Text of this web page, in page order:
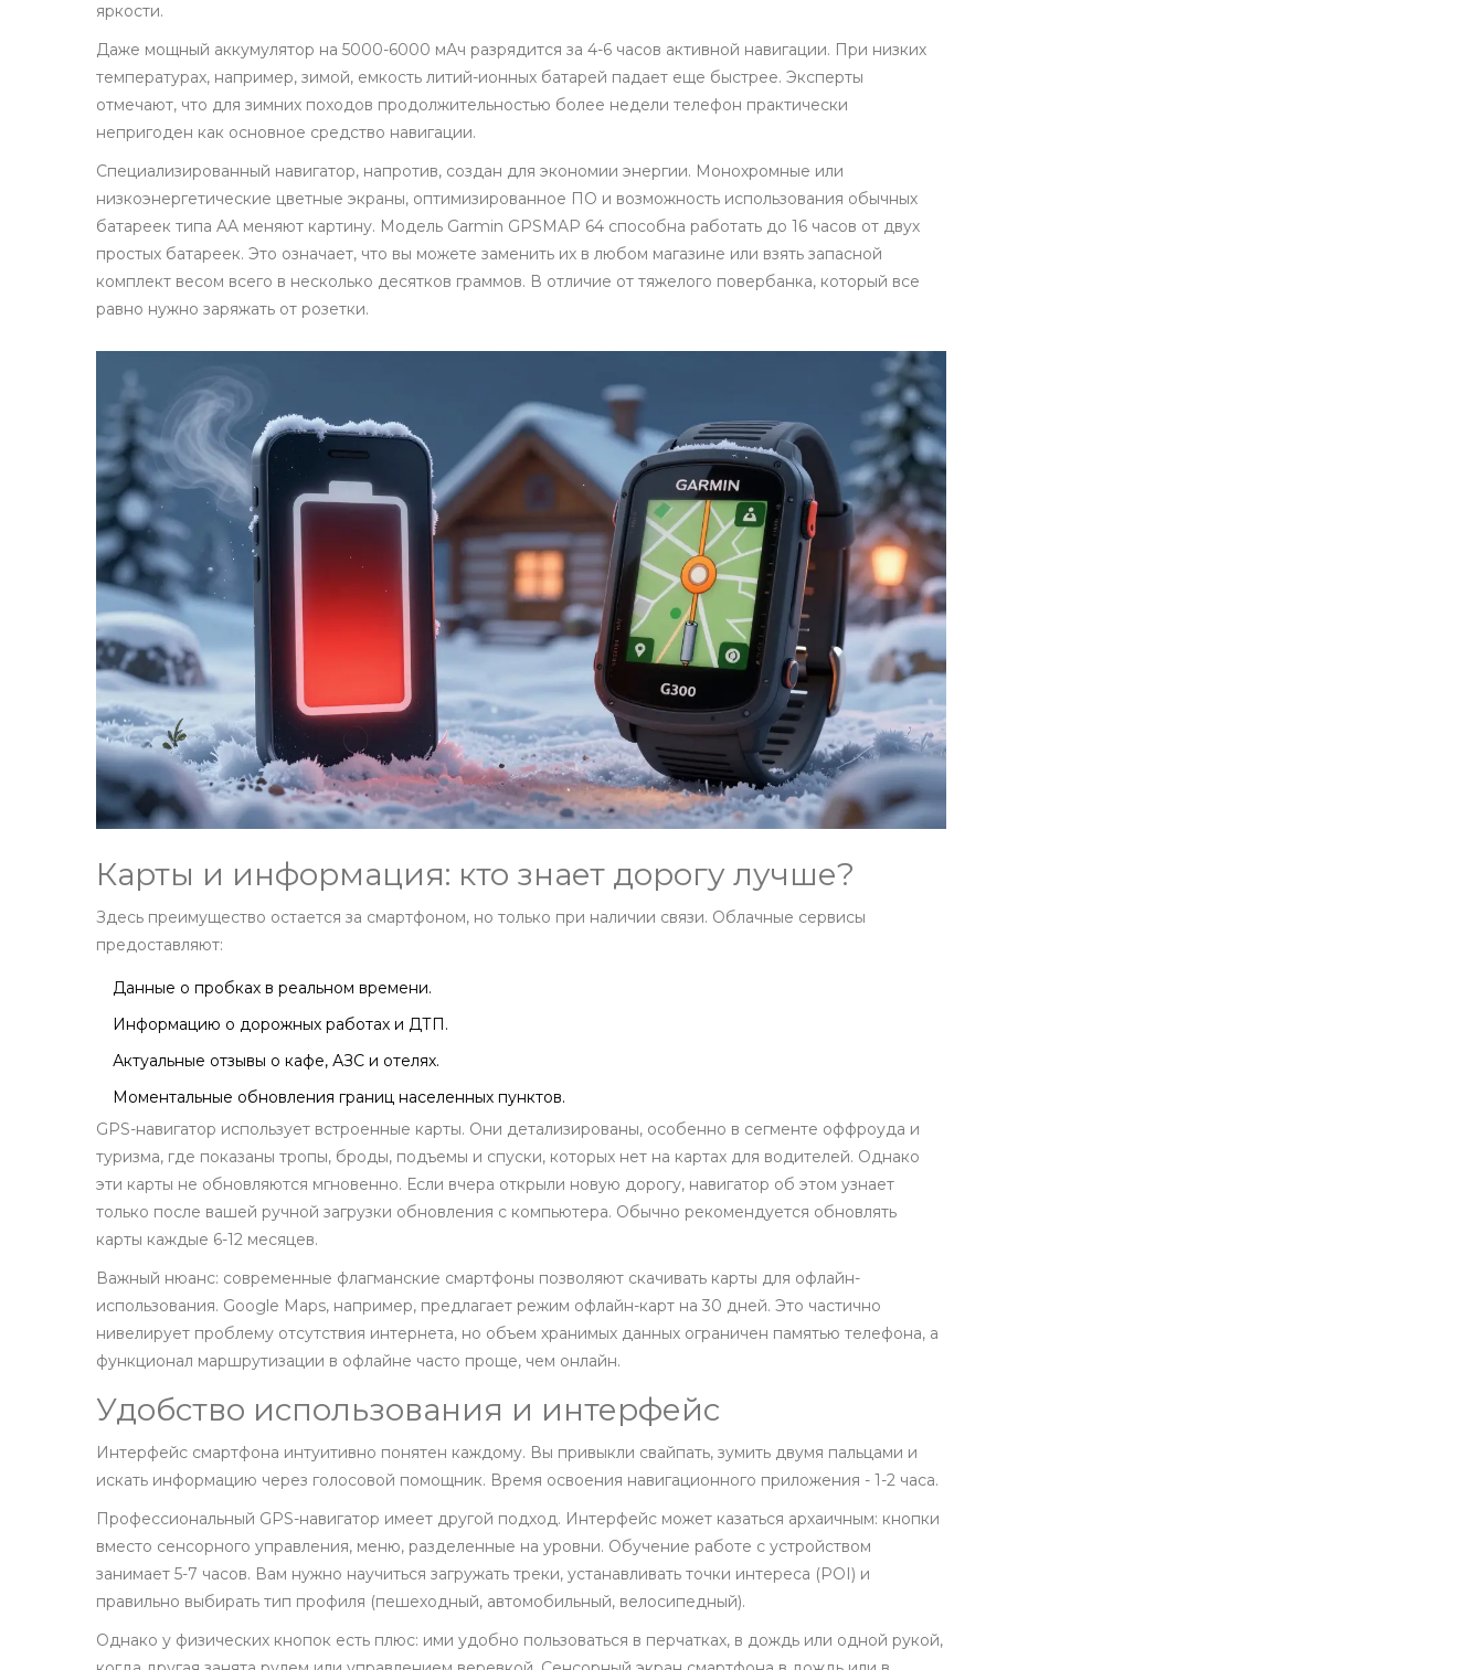
яркости.
Даже мощный аккумулятор на 5000-6000 мАч разрядится за 4-6 часов активной навигации. При низких
температурах, например, зимой, емкость литий-ионных батарей падает еще быстрее. Эксперты
отмечают, что для зимних походов продолжительностью более недели телефон практически
непригоден как основное средство навигации.
Специализированный навигатор, напротив, создан для экономии энергии. Монохромные или
низкоэнергетические цветные экраны, оптимизированное ПО и возможность использования обычных
батареек типа AA меняют картину. Модель Garmin GPSMAP 64 способна работать до 16 часов от двух
простых батареек. Это означает, что вы можете заменить их в любом магазине или взять запасной
комплект весом всего в несколько десятков граммов. В отличие от тяжелого повербанка, который все
равно нужно заряжать от розетки.
Карты и информация: кто знает дорогу лучше?
Здесь преимущество остается за смартфоном, но только при наличии связи. Облачные сервисы
предоставляют:
Данные о пробках в реальном времени.
Информацию о дорожных работах и ДТП.
Актуальные отзывы о кафе, АЗС и отелях.
Моментальные обновления границ населенных пунктов.
GPS-навигатор использует встроенные карты. Они детализированы, особенно в сегменте оффроуда и
туризма, где показаны тропы, броды, подъемы и спуски, которых нет на картах для водителей. Однако
эти карты не обновляются мгновенно. Если вчера открыли новую дорогу, навигатор об этом узнает
только после вашей ручной загрузки обновления с компьютера. Обычно рекомендуется обновлять
карты каждые 6-12 месяцев.
Важный нюанс: современные флагманские смартфоны позволяют скачивать карты для офлайн-
использования. Google Maps, например, предлагает режим офлайн-карт на 30 дней. Это частично
нивелирует проблему отсутствия интернета, но объем хранимых данных ограничен памятью телефона, а
функционал маршрутизации в офлайне часто проще, чем онлайн.
Удобство использования и интерфейс
Интерфейс смартфона интуитивно понятен каждому. Вы привыкли свайпать, зумить двумя пальцами и
искать информацию через голосовой помощник. Время освоения навигационного приложения - 1-2 часа.
Профессиональный GPS-навигатор имеет другой подход. Интерфейс может казаться архаичным: кнопки
вместо сенсорного управления, меню, разделенные на уровни. Обучение работе с устройством
занимает 5-7 часов. Вам нужно научиться загружать треки, устанавливать точки интереса (POI) и
правильно выбирать тип профиля (пешеходный, автомобильный, велосипедный).
Однако у физических кнопок есть плюс: ими удобно пользоваться в перчатках, в дождь или одной рукой,